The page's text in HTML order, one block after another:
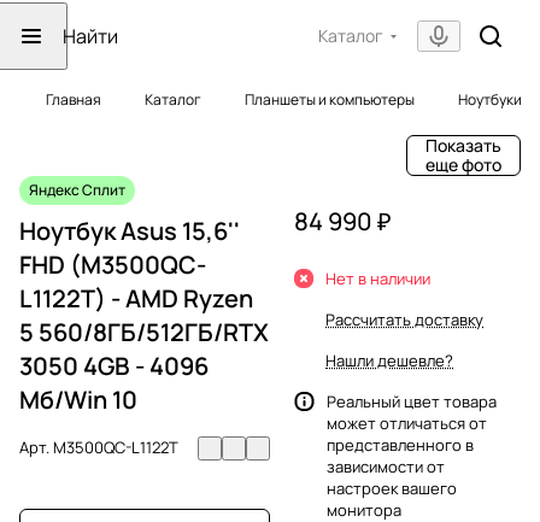
Каталог
Главная Каталог Планшеты и компьютеры Ноутбуки
Показать
еще фото
Яндекс Сплит
Ноутбук Asus 15,6''
FHD (M3500QC-
L1122T) - AMD Ryzen
5 560/8ГБ/512ГБ/RTX
3050 4GB - 4096
Мб/Win 10
Арт.M3500QC-L1122T
84 990 ₽
Нет в наличии
Рассчитать доставку
Нашли дешевле?
Реальный цвет товара
может отличаться от
представленного в
зависимости от
настроек вашего
монитора